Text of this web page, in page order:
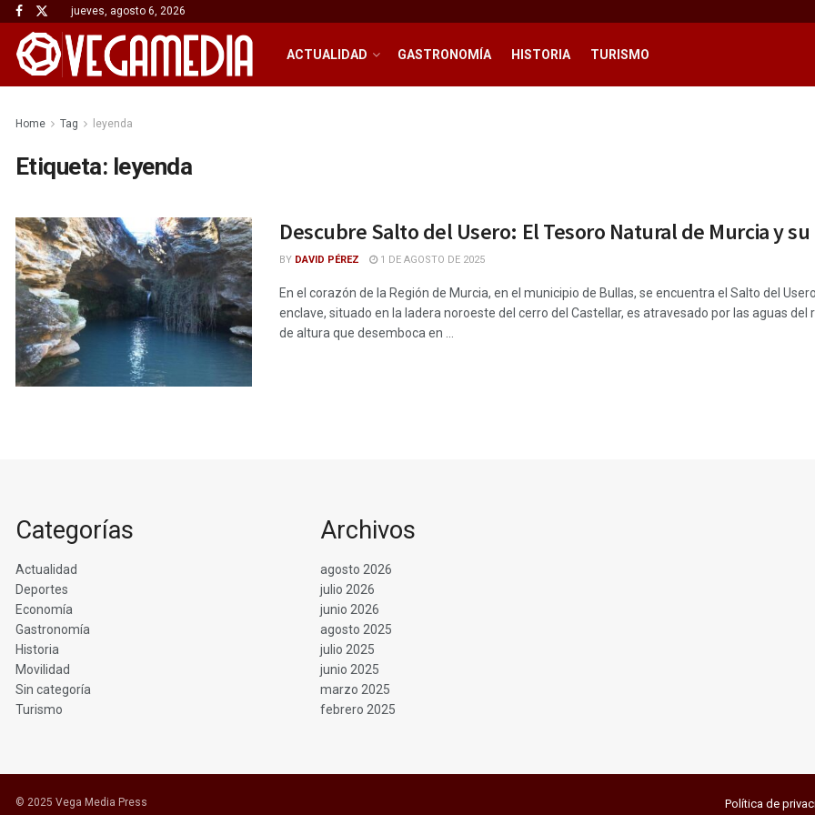
jueves, agosto 6, 2026
ACTUALIDAD GASTRONOMÍA HISTORIA TURISMO
Home Tag leyenda
Etiqueta: leyenda
Descubre Salto del Usero: El Tesoro Natural de Murcia y
BY DAVID PÉREZ 1 DE AGOSTO DE 2025
En el corazón de la Región de Murcia, en el municipio de Bullas, se encuentra el Salto del
enclave, situado en la ladera noroeste del cerro del Castellar, es atravesado por las aguas
de altura que desemboca en ...
Categorías
Actualidad
Deportes
Economía
Gastronomía
Historia
Movilidad
Sin categoría
Turismo
Archivos
agosto 2026
julio 2026
junio 2026
agosto 2025
julio 2025
junio 2025
marzo 2025
febrero 2025
Política de
© 2025 Vega Media Press